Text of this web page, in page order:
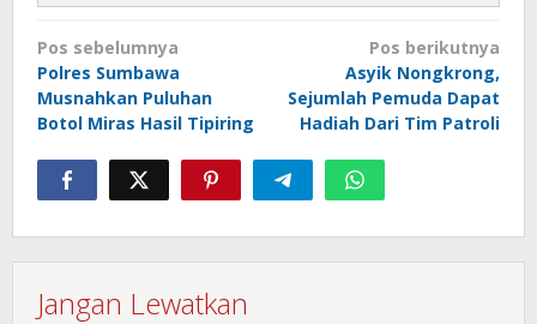
Navigasi
pos
Pos sebelumnya
Polres Sumbawa
Musnahkan Puluhan
Botol Miras Hasil Tipiring
Pos berikutnya
Asyik Nongkrong,
Sejumlah Pemuda Dapat
Hadiah Dari Tim Patroli
Jangan Lewatkan